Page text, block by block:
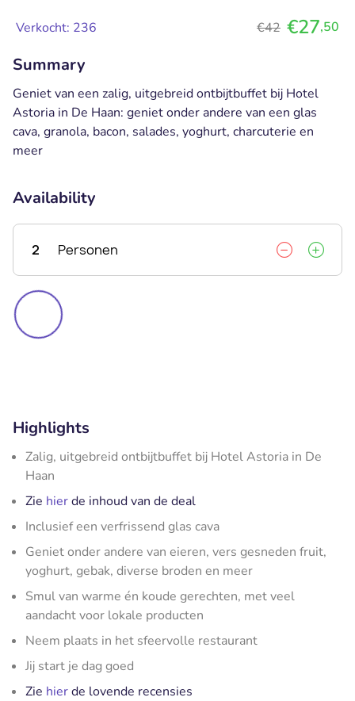
Verkocht: 236 €42 €27,50
Summary
Geniet van een zalig, uitgebreid ontbijtbuffet bij Hotel
Astoria in De Haan: geniet onder andere van een glas
cava, granola, bacon, salades, yoghurt, charcuterie en
meer
Availability
2 Personen
Highlights
Zalig, uitgebreid ontbijtbuffet bij Hotel Astoria in De
Haan
Zie hierde inhoud van de deal
Inclusief een verfrissend glas cava
Geniet onder andere van eieren, vers gesneden fruit,
yoghurt, gebak, diverse broden en meer
Smul van warme én koude gerechten, met veel
aandacht voor lokale producten
Neem plaats in het sfeervolle restaurant
Jij start je dag goed
Zie hierde lovende recensies